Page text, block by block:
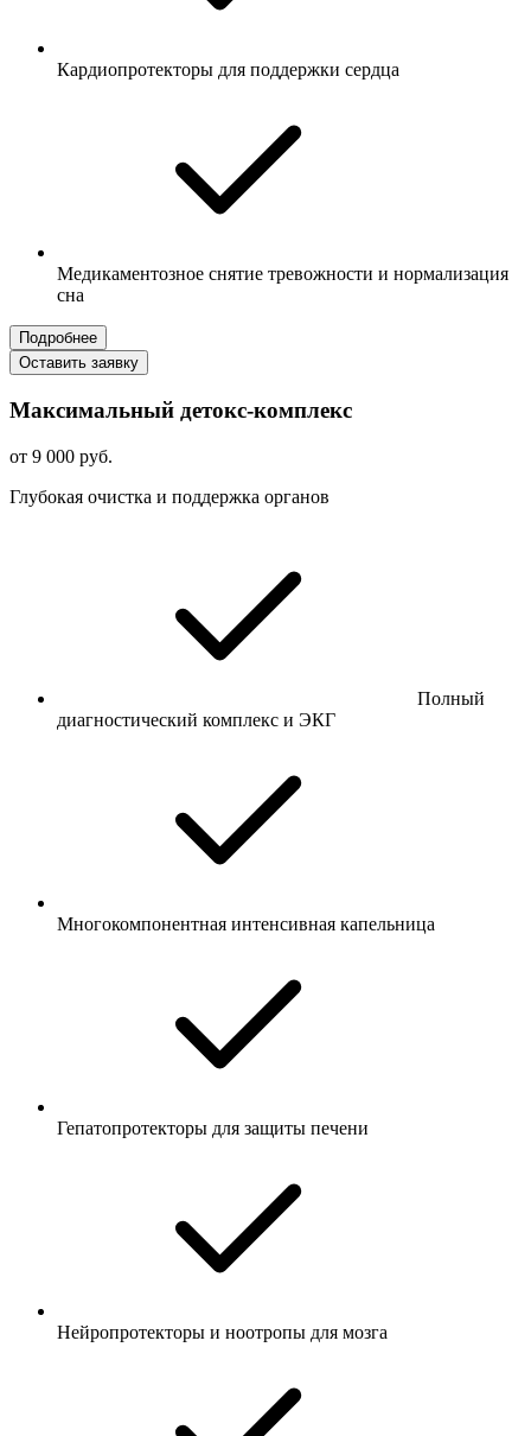
Кардиопротекторы для поддержки сердца
Медикаментозное снятие тревожности и нормализация
сна
Подробнее
Оставить заявку
Максимальный детокс-комплекс
от 9 000 руб.
Глубокая очистка и поддержка органов
Полный
диагностический комплекс и ЭКГ
Многокомпонентная интенсивная капельница
Гепатопротекторы для защиты печени
Нейропротекторы и ноотропы для мозга